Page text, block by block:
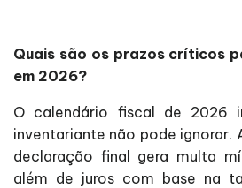
Quais são os prazos críticos
em 2026?
O calendário fiscal de 2026
inventariante não pode ignorar.
declaração final gera multa
além de juros com base na